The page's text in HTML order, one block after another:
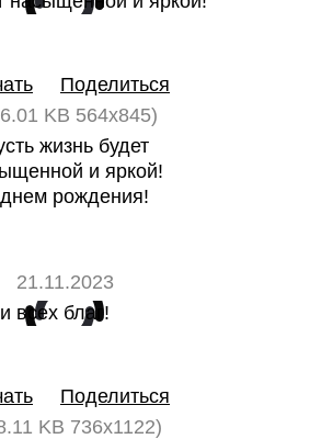
Поделиться
KB 564x845)
жизнь будет
и яркой!
рождения!
21.11.2023
Поделиться
KB 736x1122)